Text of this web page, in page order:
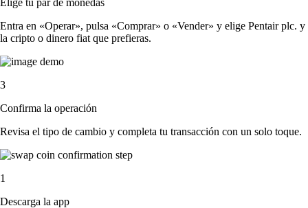
Elige tu par de monedas
Entra en «Operar», pulsa «Comprar» o «Vender» y elige Pentair plc. y
la cripto o dinero fiat que prefieras.
3
Confirma la operación
Revisa el tipo de cambio y completa tu transacción con un solo toque.
1
Descarga la app